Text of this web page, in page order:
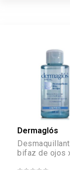
Dermaglós
bifaz de ojos